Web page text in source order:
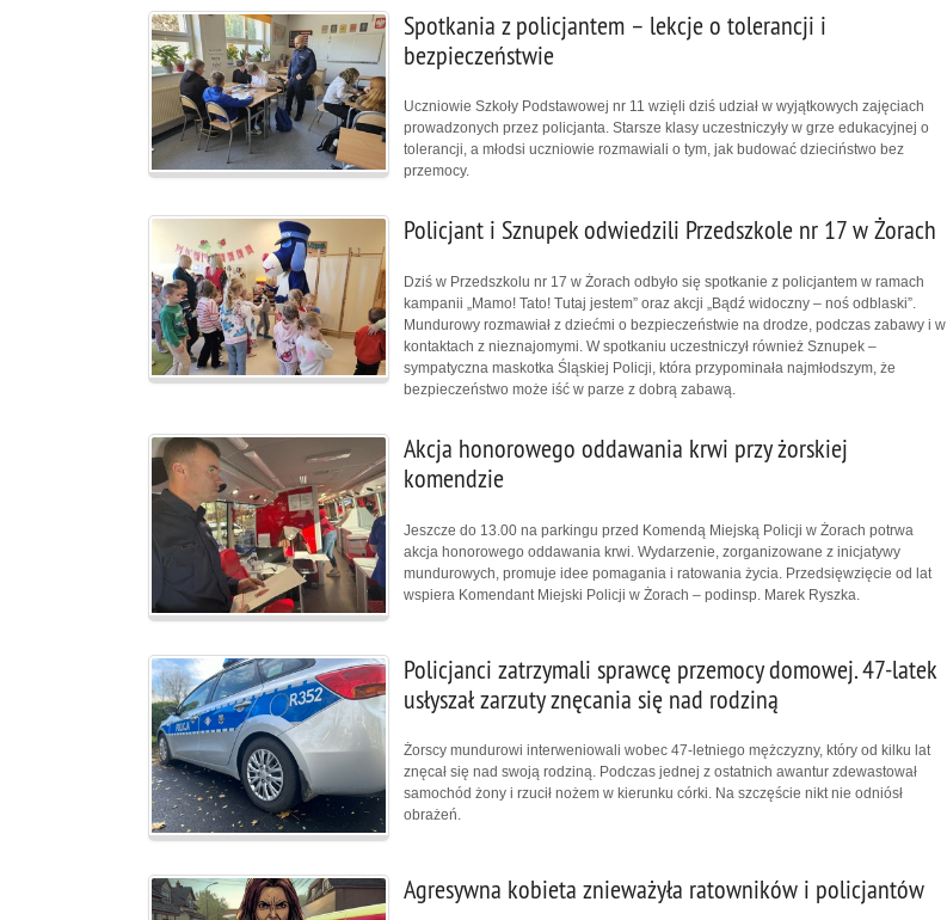
Spotkania z policjantem – lekcje o tolerancji i
bezpieczeństwie
Uczniowie Szkoły Podstawowej nr 11 wzięli dziś udział w wyjątkowych zajęciach
prowadzonych przez policjanta. Starsze klasy uczestniczyły w grze edukacyjnej o
tolerancji, a młodsi uczniowie rozmawiali o tym, jak budować dzieciństwo bez
przemocy.
Policjant i Sznupek odwiedzili Przedszkole nr 17 w Żorach
Dziś w Przedszkolu nr 17 w Żorach odbyło się spotkanie z policjantem w ramach
kampanii „Mamo! Tato! Tutaj jestem” oraz akcji „Bądź widoczny – noś odblaski”.
Mundurowy rozmawiał z dziećmi o bezpieczeństwie na drodze, podczas zabawy i w
kontaktach z nieznajomymi. W spotkaniu uczestniczył również Sznupek –
sympatyczna maskotka Śląskiej Policji, która przypominała najmłodszym, że
bezpieczeństwo może iść w parze z dobrą zabawą.
Akcja honorowego oddawania krwi przy żorskiej
komendzie
Jeszcze do 13.00 na parkingu przed Komendą Miejską Policji w Żorach potrwa
akcja honorowego oddawania krwi. Wydarzenie, zorganizowane z inicjatywy
mundurowych, promuje idee pomagania i ratowania życia. Przedsięwzięcie od lat
wspiera Komendant Miejski Policji w Żorach – podinsp. Marek Ryszka.
Policjanci zatrzymali sprawcę przemocy domowej. 47-latek
usłyszał zarzuty znęcania się nad rodziną
Żorscy mundurowi interweniowali wobec 47-letniego mężczyzny, który od kilku lat
znęcał się nad swoją rodziną. Podczas jednej z ostatnich awantur zdewastował
samochód żony i rzucił nożem w kierunku córki. Na szczęście nikt nie odniósł
obrażeń.
Agresywna kobieta znieważyła ratowników i policjantów